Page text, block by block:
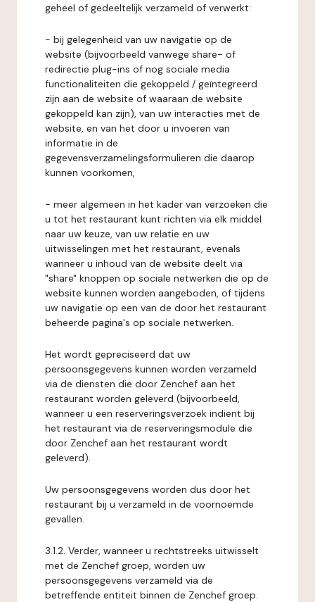
geheel of gedeeltelijk verzameld of verwerkt:
- bij gelegenheid van uw navigatie op de
website (bijvoorbeeld vanwege share- of
redirectie plug-ins of nog sociale media
functionaliteiten die gekoppeld / geïntegreerd
zijn aan de website of waaraan de website
gekoppeld kan zijn), van uw interacties met de
website, en van het door u invoeren van
informatie in de
gegevensverzamelingsformulieren die daarop
kunnen voorkomen,
- meer algemeen in het kader van verzoeken die
u tot het restaurant kunt richten via elk middel
naar uw keuze, van uw relatie en uw
uitwisselingen met het restaurant, evenals
wanneer u inhoud van de website deelt via
"share" knoppen op sociale netwerken die op de
website kunnen worden aangeboden, of tijdens
uw navigatie op een van de door het restaurant
beheerde pagina's op sociale netwerken.
Het wordt gepreciseerd dat uw
persoonsgegevens kunnen worden verzameld
via de diensten die door Zenchef aan het
restaurant worden geleverd (bijvoorbeeld,
wanneer u een reserveringsverzoek indient bij
het restaurant via de reserveringsmodule die
door Zenchef aan het restaurant wordt
geleverd).
Uw persoonsgegevens worden dus door het
restaurant bij u verzameld in de voornoemde
gevallen.
3.1.2. Verder, wanneer u rechtstreeks uitwisselt
met de Zenchef groep, worden uw
persoonsgegevens verzameld via de
betreffende entiteit binnen de Zenchef groep.